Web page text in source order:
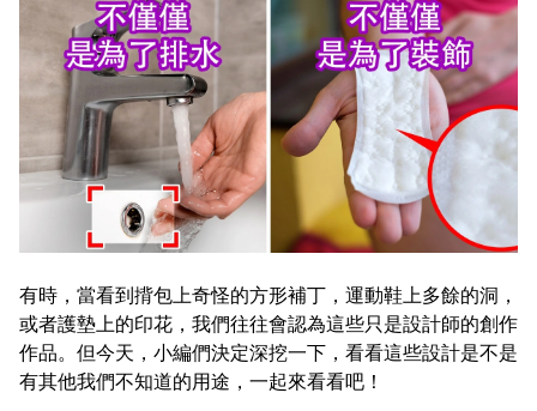
有時，當看到揹包上奇怪的方形補丁，運動鞋上多餘的洞，
或者護墊上的印花，我們往往會認為這些只是設計師的創作
作品。但今天，小編們決定深挖一下，看看這些設計是不是
有其他我們不知道的用途，一起來看看吧！